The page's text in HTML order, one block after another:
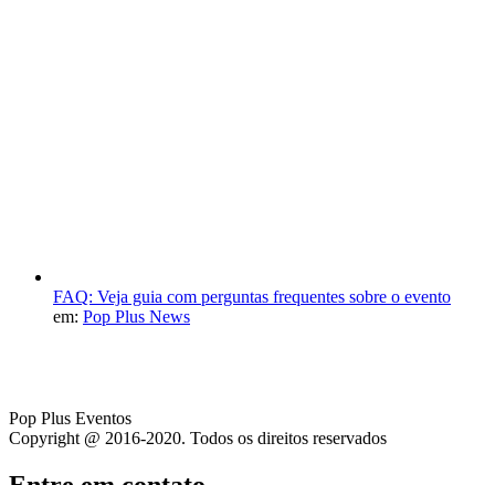
FAQ: Veja guia com perguntas frequentes sobre o evento
em: Pop Plus News
Pop Plus Eventos
Copyright @ 2016-2020. Todos os direitos reservados